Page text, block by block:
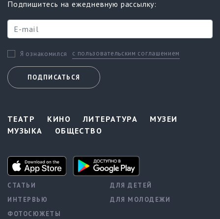
Подпишитесь на ежедневную рассылку:
Я ознакомился с пользовательским соглашением
ПОДПИСАТЬСЯ
ТЕАТР КИНО ЛИТЕРАТУРА
МУЗЕИ
МУЗЫКА
ОБЩЕСТВО
СТАТЬИ
ИНТЕРВЬЮ
ФОТОСЮЖЕТЫ
ДЛЯ ДЕТЕЙ
ДЛЯ МОЛОДЕЖИ